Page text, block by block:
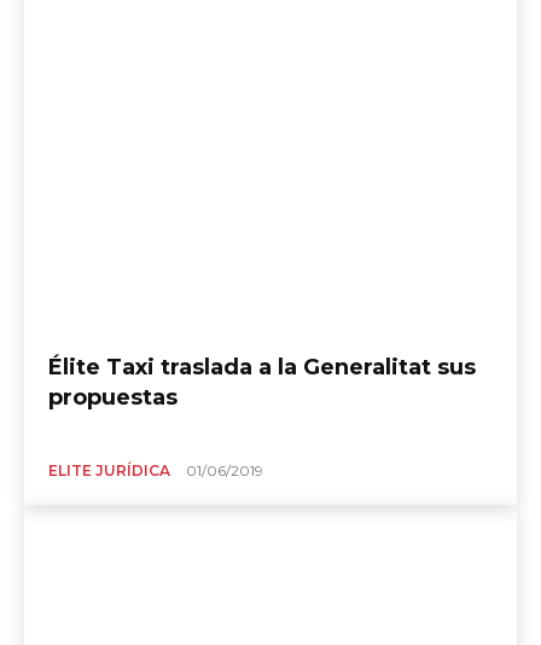
Élite Taxi traslada a la Generalitat sus
propuestas
ELITE JURÍDICA 01/06/2019